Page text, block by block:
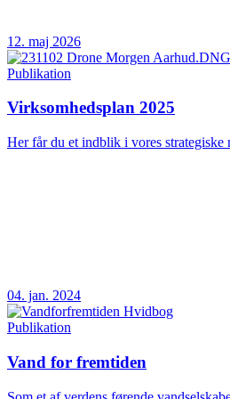
12. maj 2026
Publikation
Virksomhedsplan 2025
Her får du et indblik i vores
04. jan. 2024
Publikation
Vand for fremtiden